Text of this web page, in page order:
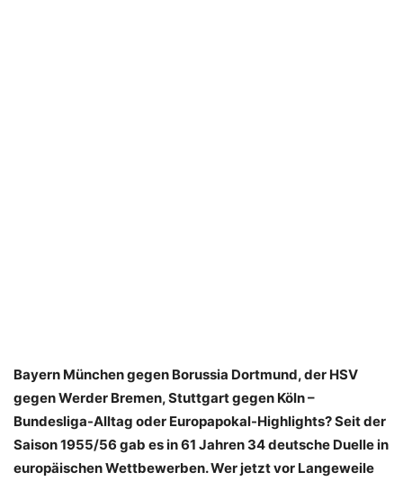
Bayern München gegen Borussia Dortmund, der HSV
gegen Werder Bremen, Stuttgart gegen Köln –
Bundesliga-Alltag oder Europapokal-Highlights? Seit der
Saison 1955/56 gab es in 61 Jahren 34 deutsche Duelle in
europäischen Wettbewerben. Wer jetzt vor Langeweile